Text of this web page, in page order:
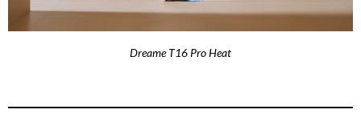
Dreame T16 Pro Heat